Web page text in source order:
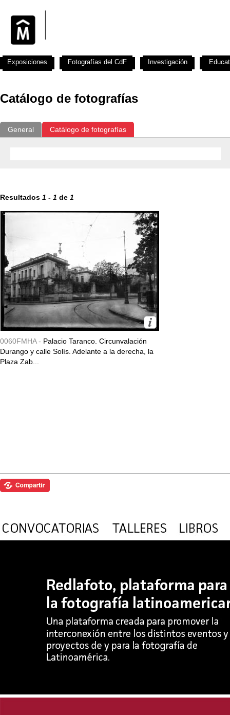
Catálogo de fotografías
General Catálogo de fotografías
Resultados 1 - 1 de 1
0060FMHA - Palacio Taranco. Circunvalación
Durango y calle Solís. Adelante a la derecha, la
Plaza Zab...
Exposiciones Fotografías del CdF Investigación